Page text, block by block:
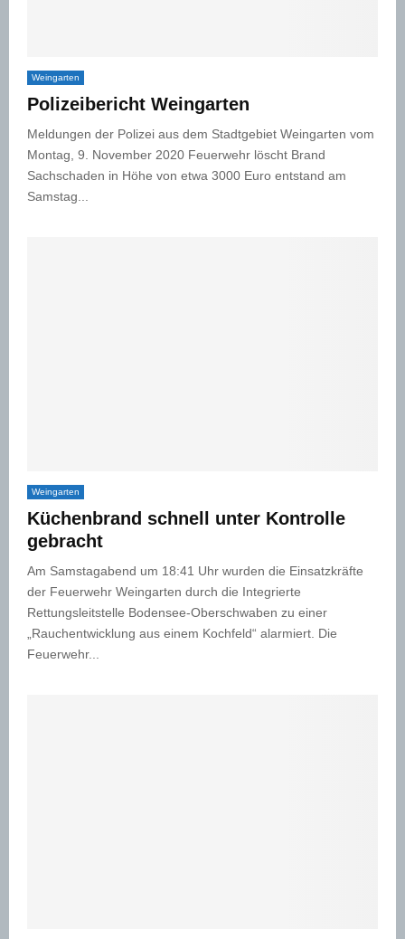
Weingarten
Polizeibericht Weingarten
Meldungen der Polizei aus dem Stadtgebiet Weingarten vom
Montag, 9. November 2020 Feuerwehr löscht Brand
Sachschaden in Höhe von etwa 3000 Euro entstand am
Samstag...
Weingarten
Küchenbrand schnell unter Kontrolle
gebracht
Am Samstagabend um 18:41 Uhr wurden die Einsatzkräfte
der Feuerwehr Weingarten durch die Integrierte
Rettungsleitstelle Bodensee-Oberschwaben zu einer
„Rauchentwicklung aus einem Kochfeld“ alarmiert. Die
Feuerwehr...